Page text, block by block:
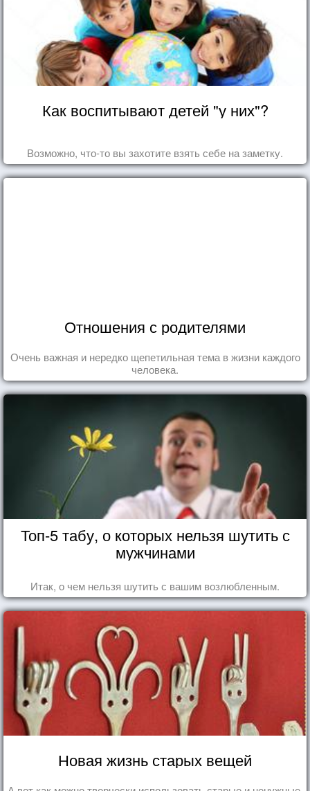
Как воспитывают детей "у них"?
Возможно, что-то вы захотите взять себе на заметку.
Отношения с родителями
Очень важная и нередко щепетильная тема в жизни каждого
человека.
Топ-5 табу, о которых нельзя шутить с
мужчинами
Итак, о чем нельзя шутить с вашим возлюбленным.
Новая жизнь старых вещей